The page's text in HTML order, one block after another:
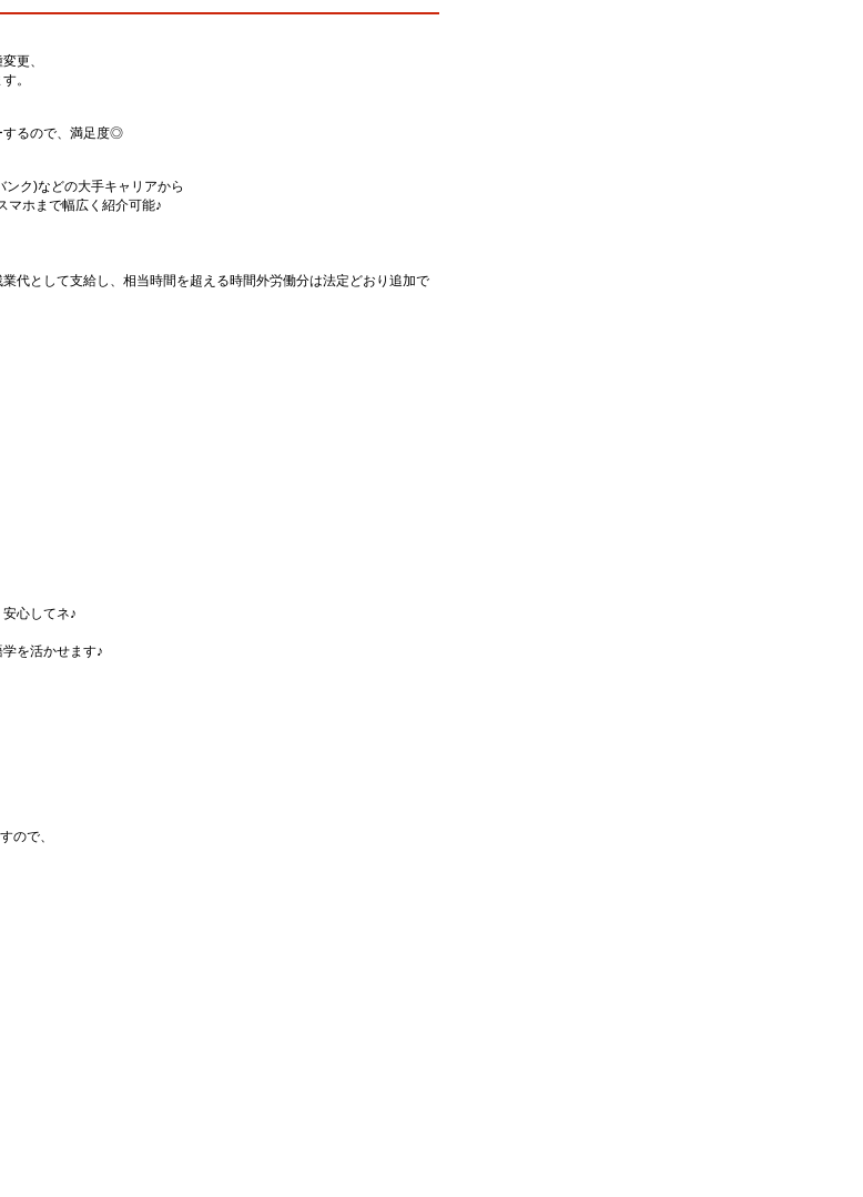
更、
。
するので、満足度◎
ク)などの大手キャリアから
マホまで幅広く紹介可能♪
代として支給し、相当時間を超える時間外労働分は法定どおり追加で
心してネ♪
を活かせます♪
ので、